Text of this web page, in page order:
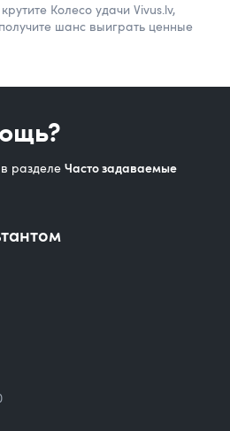
Колесо удачи Vivus.lv,
шанс выиграть ценные
разделе Часто задаваемые